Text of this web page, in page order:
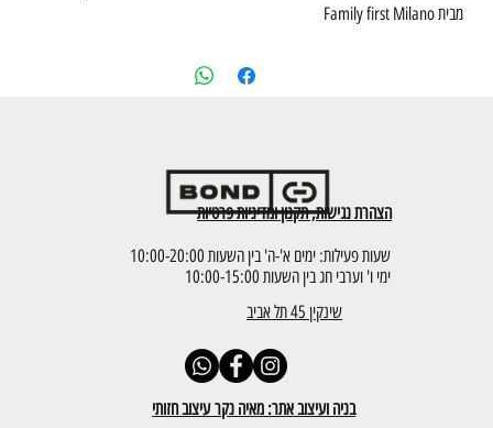
מבית Family first Milano
הצהרת נגישות, תקנון ומדיניות פרטיות
בניה ועיצוב אתר: מאיה נקר עיצוב חזותי
שעות פעילות: ימים א'-ה' בין השעות 10:00-20:00
ימי ו' וערבי חג בין השעות 10:00-15:00
שינקין 45 תל אביב